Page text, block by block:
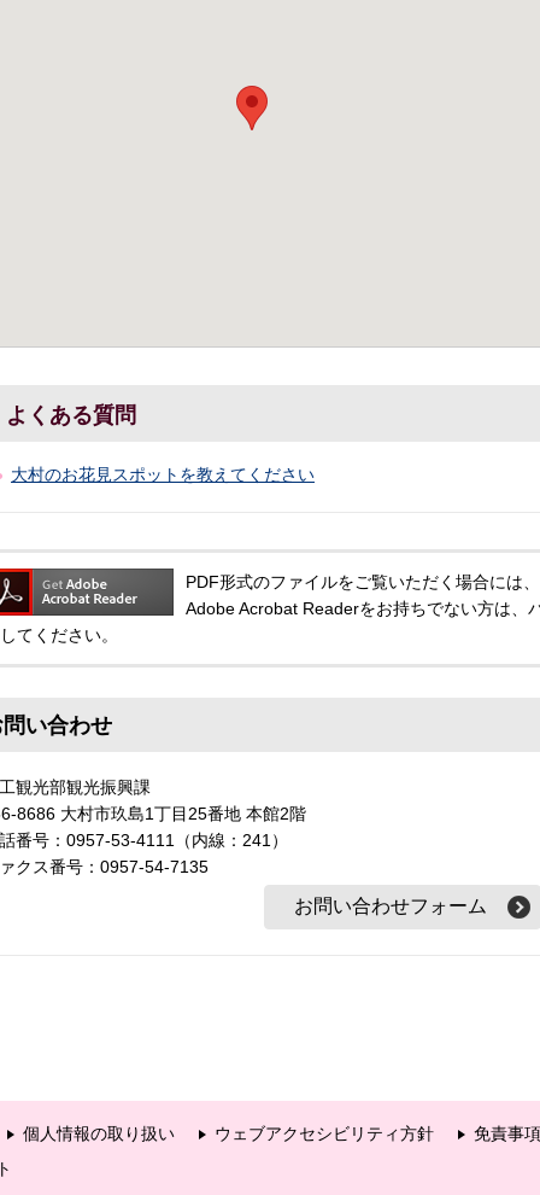
よくある質問
大村のお花見スポットを教えてください
PDF形式のファイルをご覧いただく場合には
Adobe Acrobat Readerをお持ちでない方は、
てください。
い合わせ
観光部観光振興課
8686 大村市玖島1丁目25番地 本館2階
番号：0957-53-4111（内線：241）
クス番号：0957-54-7135
個人情報の取り扱い ウェブアクセシビリティ方針
免責事項